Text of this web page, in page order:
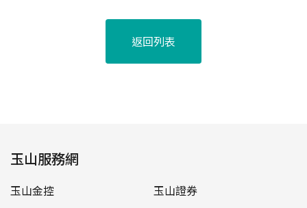
返回列表
玉山服務網
玉山金控
玉山證券